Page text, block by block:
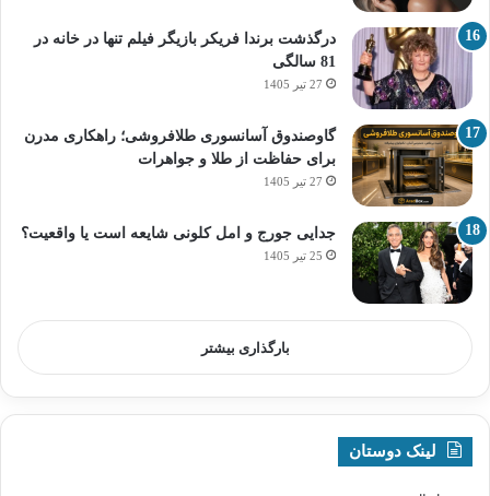
درگذشت برندا فریکر بازیگر فیلم تنها در خانه در
81 سالگی
27 تیر 1405
گاوصندوق آسانسوری طلافروشی؛ راهکاری مدرن
برای حفاظت از طلا و جواهرات
27 تیر 1405
جدایی جورج و امل کلونی شایعه است یا واقعیت؟
25 تیر 1405
بارگذاری بیشتر
لینک دوستان